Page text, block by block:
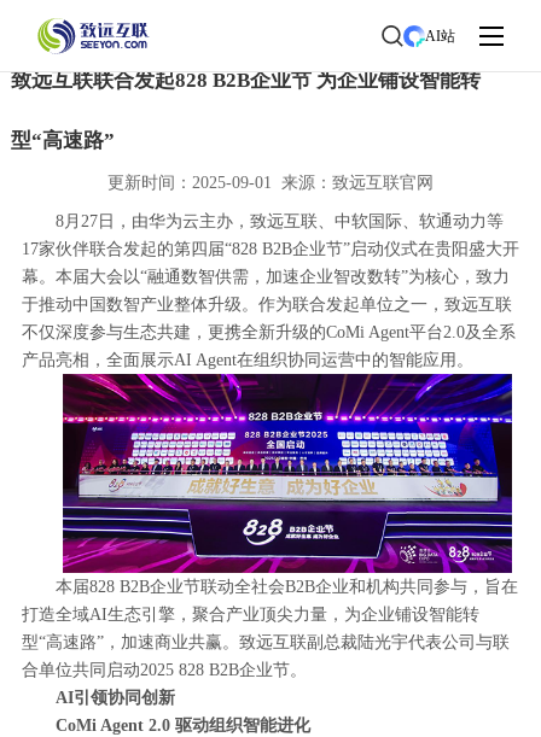
AI站
首页>了解致远>新闻中心
致远互联联合发起828 B2B企业节 为企业铺设智能转
型“高速路”
更新时间：2025-09-01 来源：致远互联官网
8月27日，由华为云主办，致远互联、中软国际、软通动力等
17家伙伴联合发起的第四届“828 B2B企业节”启动仪式在贵阳盛大开
幕。本届大会以“融通数智供需，加速企业智改数转”为核心，致力
于推动中国数智产业整体升级。作为联合发起单位之一，致远互联
不仅深度参与生态共建，更携全新升级的CoMi Agent平台2.0及全系
产品亮相，全面展示AI Agent在组织协同运营中的智能应用。
本届828 B2B企业节联动全社会B2B企业和机构共同参与，旨在
打造全域AI生态引擎，聚合产业顶尖力量，为企业铺设智能转
型“高速路”，加速商业共赢。致远互联副总裁陆光宇代表公司与联
合单位共同启动2025 828 B2B企业节。
AI引领协同创新
CoMi Agent 2.0 驱动组织智能进化